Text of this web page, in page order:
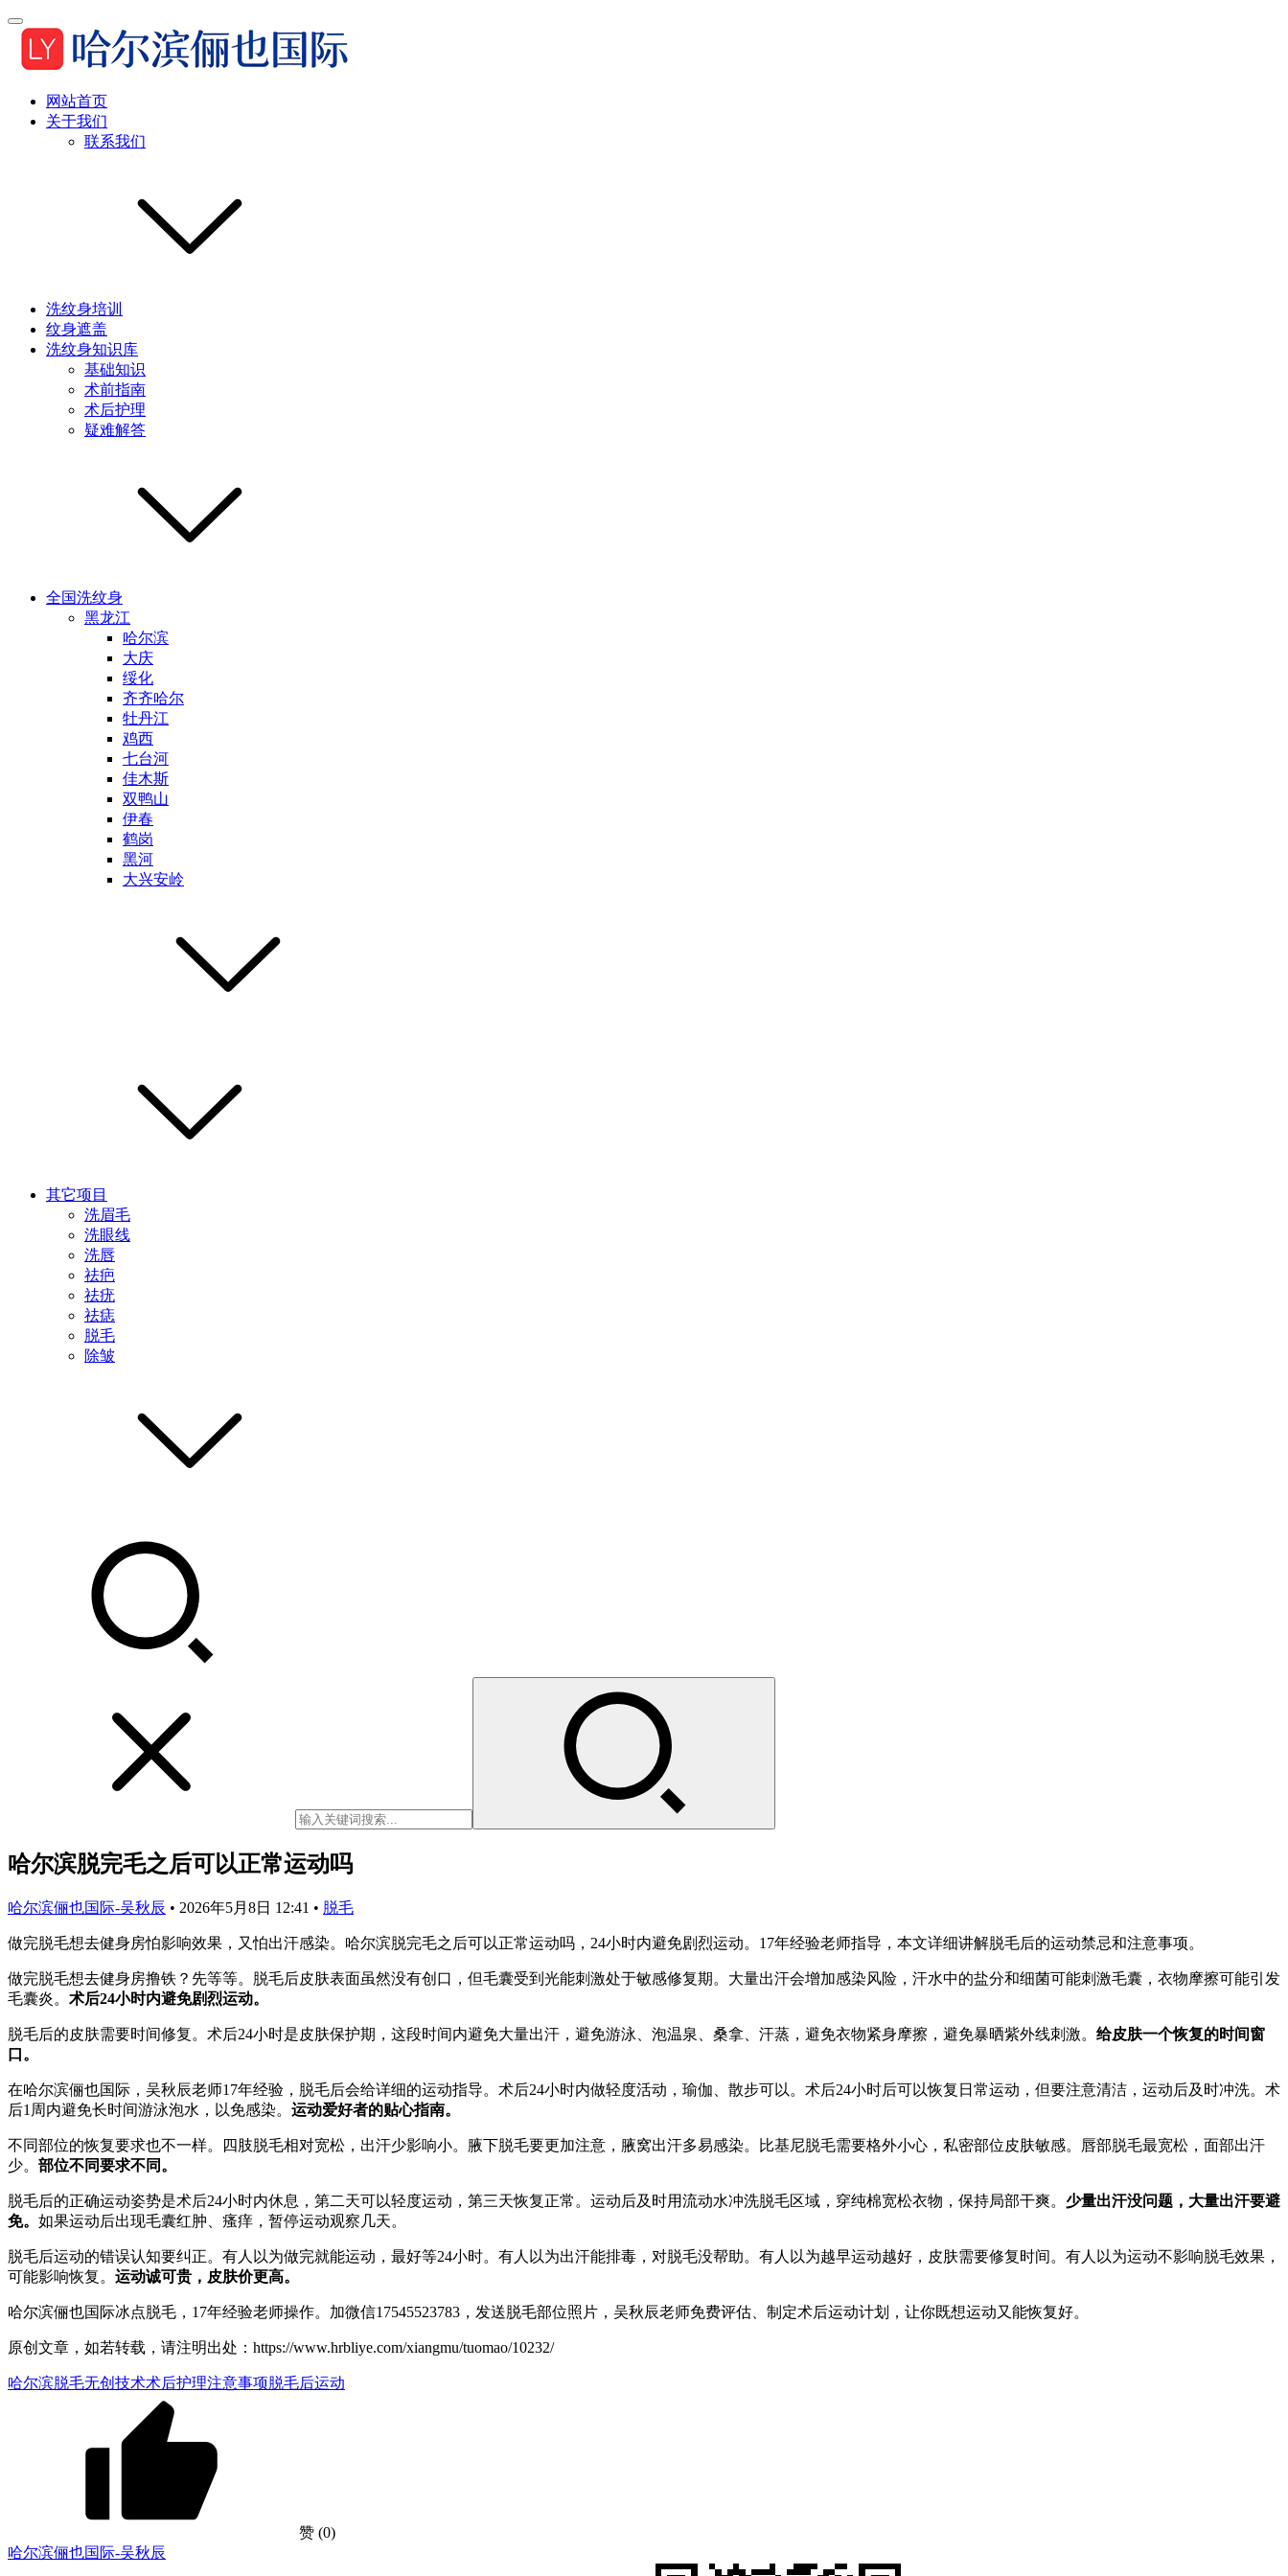
网站首页
关于我们
联系我们
洗纹身培训
纹身遮盖
洗纹身知识库
基础知识
术前指南
术后护理
疑难解答
全国洗纹身
黑龙江
哈尔滨
大庆
绥化
齐齐哈尔
牡丹江
鸡西
七台河
佳木斯
双鸭山
伊春
鹤岗
黑河
大兴安岭
其它项目
洗眉毛
洗眼线
洗唇
祛疤
祛疣
祛痣
脱毛
除皱
哈尔滨脱完毛之后可以正常运动吗
哈尔滨俪也国际-吴秋辰 • 2026年5月8日 12:41 • 脱毛
做完脱毛想去健身房怕影响效果，又怕出汗感染。哈尔滨脱完毛之后可以正常运动吗，24小时内避免剧烈运动。17年经验老师指导，本文详细讲解脱毛后的运动禁忌和注意事项。
做完脱毛想去健身房撸铁？先等等。脱毛后皮肤表面虽然没有创口，但毛囊受到光能刺激处于敏感修复期。大量出汗会增加感染风险，汗水中的盐分和细菌可能刺激毛囊，衣物摩擦可能引发
毛囊炎。 术后24小时内避免剧烈运动。
脱毛后的皮肤需要时间修复。术后24小时是皮肤保护期，这段时间内避免大量出汗，避免游泳、泡温泉、桑拿、汗蒸，避免衣物紧身摩擦，避免暴晒紫外线刺激。 给皮肤一个恢复的时间窗
口。
在哈尔滨俪也国际，吴秋辰老师17年经验，脱毛后会给详细的运动指导。术后24小时内做轻度活动，瑜伽、散步可以。术后24小时后可以恢复日常运动，但要注意清洁，运动后及时冲洗。术
后1周内避免长时间游泳泡水，以免感染。 运动爱好者的贴心指南。
不同部位的恢复要求也不一样。四肢脱毛相对宽松，出汗少影响小。腋下脱毛要更加注意，腋窝出汗多易感染。比基尼脱毛需要格外小心，私密部位皮肤敏感。唇部脱毛最宽松，面部出汗
少。 部位不同要求不同。
脱毛后的正确运动姿势是术后24小时内休息，第二天可以轻度运动，第三天恢复正常。运动后及时用流动水冲洗脱毛区域，穿纯棉宽松衣物，保持局部干爽。 少量出汗没问题，大量出汗要避
免。 如果运动后出现毛囊红肿、瘙痒，暂停运动观察几天。
脱毛后运动的错误认知要纠正。有人以为做完就能运动，最好等24小时。有人以为出汗能排毒，对脱毛没帮助。有人以为越早运动越好，皮肤需要修复时间。有人以为运动不影响脱毛效果，
可能影响恢复。 运动诚可贵，皮肤价更高。
哈尔滨俪也国际冰点脱毛，17年经验老师操作。加微信17545523783，发送脱毛部位照片，吴秋辰老师免费评估、制定术后运动计划，让你既想运动又能恢复好。
原创文章，如若转载，请注明出处：https://www.hrbliye.com/xiangmu/tuomao/10232/
哈尔滨脱毛无创技术术后护理注意事项脱毛后运动
赞 (0)
哈尔滨俪也国际-吴秋辰